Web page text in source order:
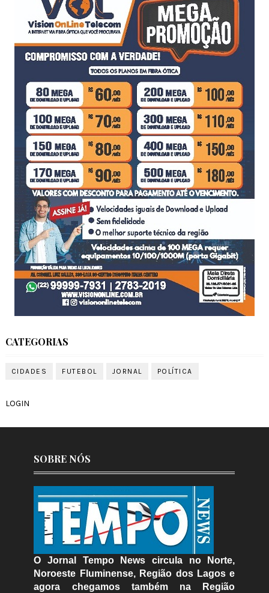
CATEGORIAS
CIDADES FUTEBOL JORNAL POLÍTICA
LOGIN
SOBRE NÓS
O Jornal Tempo News circula no Norte,
Noroeste Fluminense, Região dos Lagos e
agora chegamos também na Região